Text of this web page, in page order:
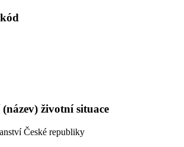
životní situace
České republiky